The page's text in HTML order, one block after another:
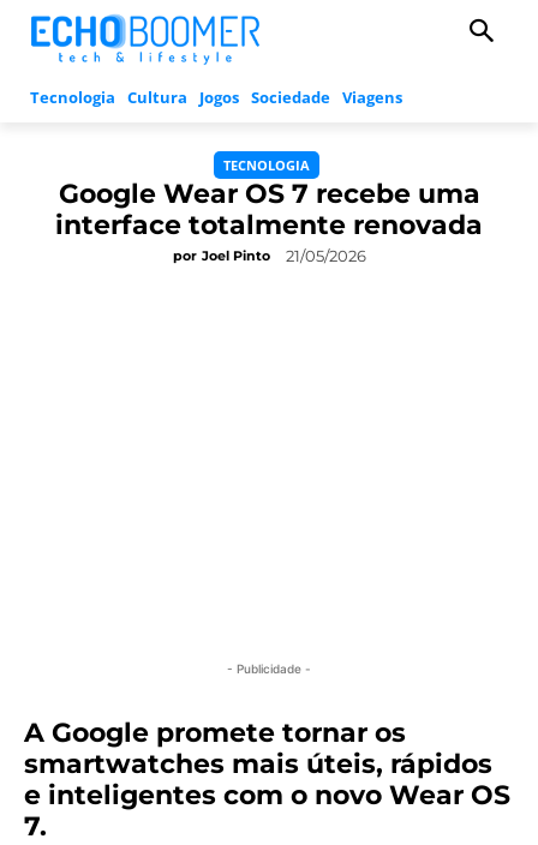
Tecnologia Cultura Jogos Sociedade Viagens
TECNOLOGIA
Google Wear OS 7 recebe uma
interface totalmente renovada
por Joel Pinto 21/05/2026
- Publicidade -
A Google promete tornar os
smartwatches mais úteis, rápidos
e inteligentes com o novo Wear OS
7.